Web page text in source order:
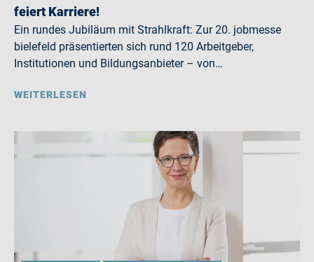
feiert Karriere!
Ein rundes Jubiläum mit Strahlkraft: Zur 20. jobmesse
bielefeld präsentierten sich rund 120 Arbeitgeber,
Institutionen und Bildungsanbieter – von…
WEITERLESEN